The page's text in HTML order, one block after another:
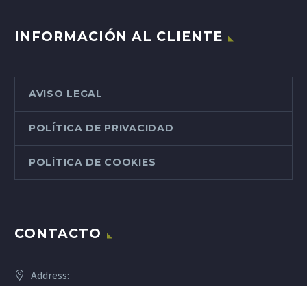
INFORMACIÓN AL CLIENTE
AVISO LEGAL
POLÍTICA DE PRIVACIDAD
POLÍTICA DE COOKIES
CONTACTO
Address: